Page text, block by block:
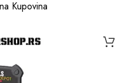
Kupovina